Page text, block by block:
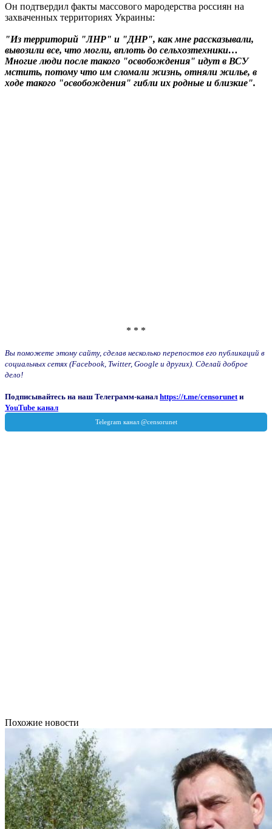
Он подтвердил факты массового мародерства россиян на
захваченных территориях Украины:
"Из территорий "ЛНР" и "ДНР", как мне рассказывали,
вывозили все, что могли, вплоть до сельхозтехники…
Многие люди после такого "освобождения" идут в ВСУ
мстить, потому что им сломали жизнь, отняли жилье, в
ходе такого "освобождения" гибли их родные и близкие".
* * *
Вы поможете этому сайту, сделав несколько перепостов его публикаций в
социальных сетях (Facebook, Twitter, Google и других). Сделай доброе
дело!
Подписывайтесь на наш Телеграмм-канал https://t.me/censorunet и
YouTube канал
Похожие новости